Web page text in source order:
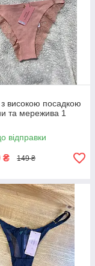
високою посадкою
та мережива 1
відправки
₴ 149 ₴